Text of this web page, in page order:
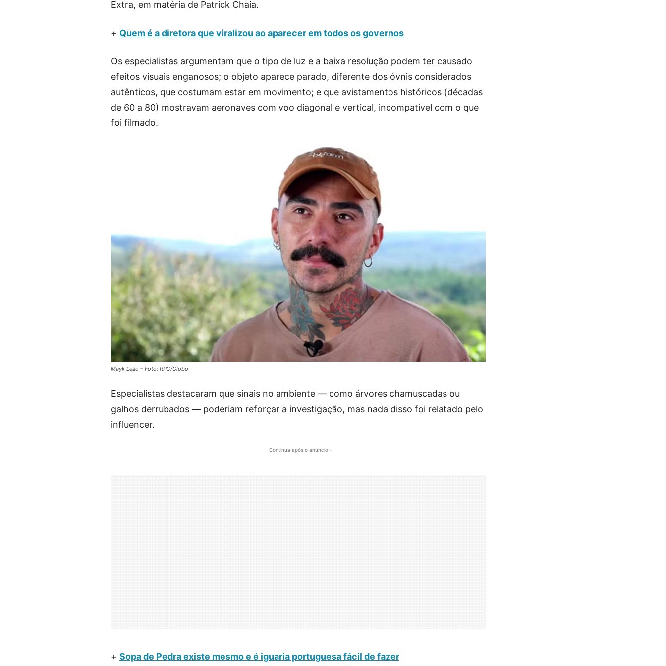
Extra, em matéria de Patrick Chaia.
+ Quem é a diretora que viralizou ao aparecer em todos os governos
Os especialistas argumentam que o tipo de luz e a baixa resolução podem ter causado
efeitos visuais enganosos; o objeto aparece parado, diferente dos óvnis considerados
autênticos, que costumam estar em movimento; e que avistamentos históricos (décadas
de 60 a 80) mostravam aeronaves com voo diagonal e vertical, incompatível com o que
foi filmado.
Mayk Leão – Foto: RPC/Globo
Especialistas destacaram que sinais no ambiente — como árvores chamuscadas ou
galhos derrubados — poderiam reforçar a investigação, mas nada disso foi relatado pelo
influencer.
- Continua após o anúncio -
+ Sopa de Pedra existe mesmo e é iguaria portuguesa fácil de fazer